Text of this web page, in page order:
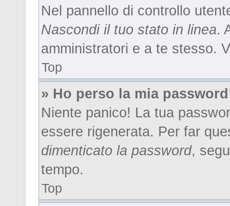
Nel pannello di controllo
Nascondi il tuo stato in linea.
amministratori e a te stesso.
Top
» Ho perso la mia
Niente panico! La tua
essere rigenerata. Per far
dimenticato la password,
tempo.
Top